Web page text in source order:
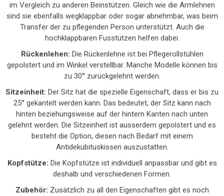
im Vergleich zu anderen Beinstützen. Gleich wie die Armlehnen
sind sie ebenfalls wegklappbar oder sogar abnehmbar, was beim
Transfer der zu pflegenden Person unterstützt. Auch die
hochklappbaren Fusstützen helfen dabei.
Rückenlehen: Die Rückenlehne ist bei Pflegerollstühlen
gepolstert und im Winkel verstellbar. Manche Modelle können bis
zu 30° zurückgelehnt werden.
Sitzeinheit: Der Sitz hat die spezielle Eigenschaft, dass er bis zu
25° gekantelt werden kann. Das bedeutet, der Sitz kann nach
hinten beziehungsweise auf der hintern Kanten nach unten
gelehnt werden. Die Sitzeinheit ist ausserdem gepolstert und es
besteht die Option, diesen nach Bedarf mit einem
Antidekubituskissen auszustatten.
Kopfstütze: Die Kopfstütze ist individuell anpassbar und gibt es
deshalb und verschiedenen Formen.
Zubehör: Zusätzlich zu all den Eigenschaften gibt es noch